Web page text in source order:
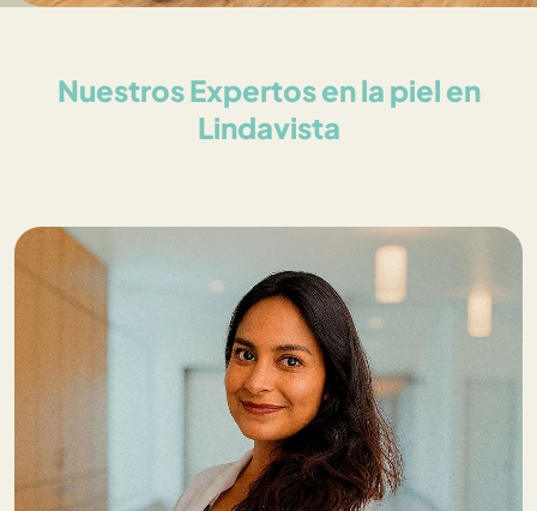
Nuestros Expertos en la piel en
Lindavista